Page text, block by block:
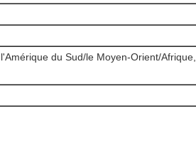
du Sud/le Moyen-Orient/Afrique,